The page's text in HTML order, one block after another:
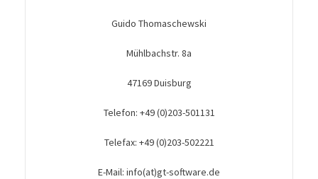
Guido Thomaschewski
Mühlbachstr. 8a
47169 Duisburg
Telefon: +49 (0)203-501131
Telefax: +49 (0)203-502221
E-Mail: info(at)gt-software.de